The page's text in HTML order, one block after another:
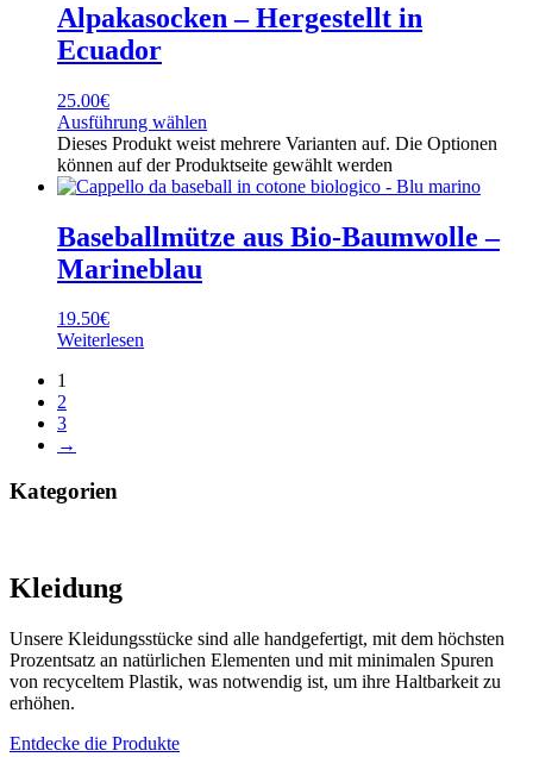
Alpakasocken – Hergestellt in
Ecuador
25.00€
Ausführung wählen
Dieses Produkt weist mehrere Varianten auf. Die Optionen
können auf der Produktseite gewählt werden
Baseballmütze aus Bio-Baumwolle –
Marineblau
19.50€
Weiterlesen
1
2
3
→
Kategorien
Kleidung
Unsere Kleidungsstücke sind alle handgefertigt, mit dem höchsten
Prozentsatz an natürlichen Elementen und mit minimalen Spuren
von recyceltem Plastik, was notwendig ist, um ihre Haltbarkeit zu
erhöhen.
Entdecke die Produkte